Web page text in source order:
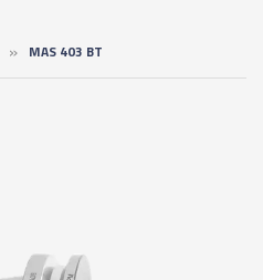
» MAS 403 BT